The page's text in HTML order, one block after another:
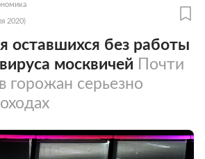
2020)
оставшихся без работы
москвичей Почти
горожан серьезно